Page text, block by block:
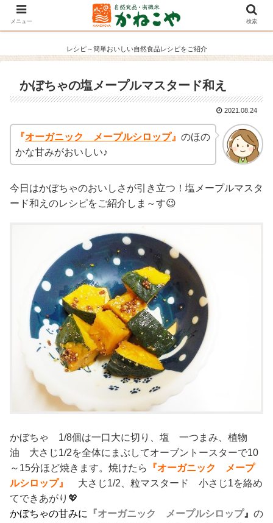
レシピ～簡単おいしい自然食品レシピをご紹介
かぼちゃの塩メープルマスタード和え
2021.08.24
『オーガニック メープルシロップ』 のほの
かな甘みがおいしい♪
今日はかぼちゃのおいしさが引き立つ！塩メープルマスタ
ード和えのレシピをご紹介しま～す😉
かぼちゃ 1/8個は一口大に切り、塩 一つまみ、植物
油 大さじ1/2を全体にまぶしてオーブントースターで10
～15分ほど焼きます。焼けたら
『オーガニック メープ
ルシロップ』
大さじ1/2、粒マスタード 小さじ1を絡め
てできあがり💖
かぼちゃの甘みに
『オーガニック メープルシロップ』 の
メニュー 検索